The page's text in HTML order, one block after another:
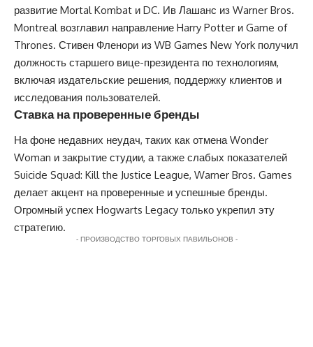
развитие Mortal Kombat и DC. Ив Лашанс из Warner Bros.
Montreal возглавил направление Harry Potter и Game of
Thrones. Стивен Фленори из WB Games New York получил
должность старшего вице-президента по технологиям,
включая издательские решения, поддержку клиентов и
исследования пользователей.
Ставка на проверенные бренды
На фоне недавних неудач, таких как отмена Wonder
Woman и закрытие студии, а также слабых показателей
Suicide Squad: Kill the Justice League, Warner Bros. Games
делает акцент на проверенные и успешные бренды.
Огромный успех Hogwarts Legacy только укрепил эту
стратегию.
- ПРОИЗВОДСТВО ТОРГОВЫХ ПАВИЛЬОНОВ -